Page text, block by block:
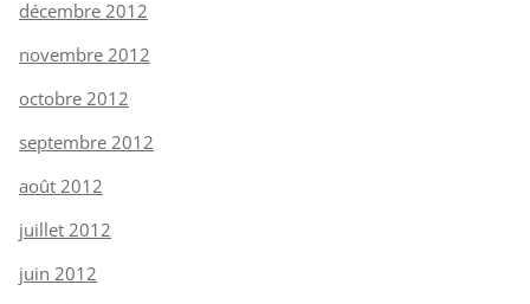
décembre 2012
novembre 2012
octobre 2012
septembre 2012
août 2012
juillet 2012
juin 2012